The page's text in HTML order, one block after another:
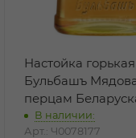
Настойка горькая
Бульбашъ
перцам
В наличии:
Арт.: Ч0078177